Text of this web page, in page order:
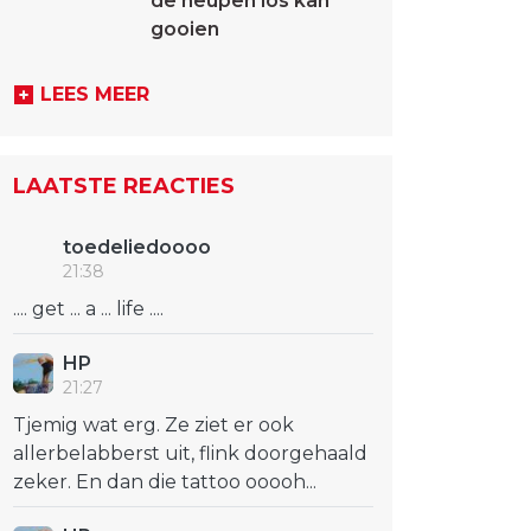
gooien
LEES MEER
LAATSTE REACTIES
toedeliedoooo
21:38
.... get ... a ... life ....
HP
21:27
Tjemig wat erg. Ze ziet er ook
allerbelabberst uit, flink doorgehaald
zeker. En dan die tattoo ooooh...